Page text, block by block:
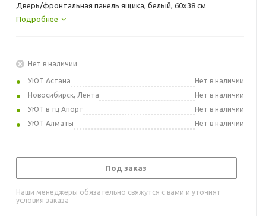
Дверь/фронтальная панель ящика, белый, 60x38 см
Подробнее
Нет в наличии
УЮТ Астана
Нет в наличии
Новосибирск, Лента
Нет в наличии
УЮТ в тц Апорт
Нет в наличии
УЮТ Алматы
Нет в наличии
Под заказ
Наши менеджеры обязательно свяжутся с вами и уточнят
условия заказа